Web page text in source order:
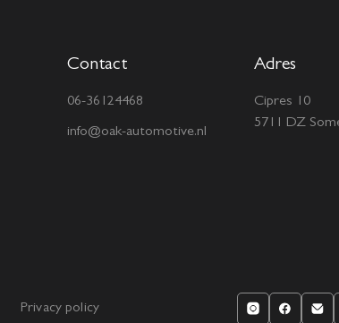
Contact
06-36124468
info@oak-automotive.nl
Adres
Cipres 10
5711 DZ
Privacy policy